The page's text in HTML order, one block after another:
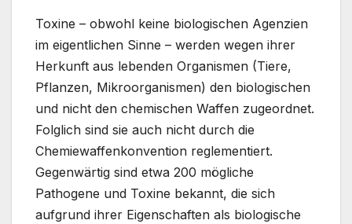
Toxine – obwohl keine biologischen Agenzien
im eigentlichen Sinne – werden wegen ihrer
Herkunft aus lebenden Organismen (Tiere,
Pflanzen, Mikroorganismen) den biologischen
und nicht den chemischen Waffen zugeordnet.
Folglich sind sie auch nicht durch die
Chemiewaffenkonvention reglementiert.
Gegenwärtig sind etwa 200 mögliche
Pathogene und Toxine bekannt, die sich
aufgrund ihrer Eigenschaften als biologische